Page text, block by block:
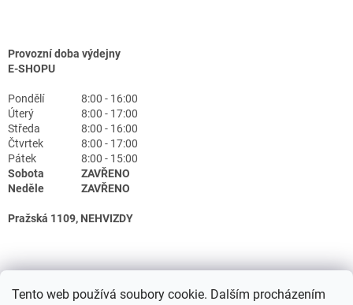
Tento web používá soubory cookie. Dalším procházením
Provozní doba výdejny
E-SHOPU
Pondělí
8:00 - 16:00
Úterý
8:00 - 17:00
Středa
8:00 - 16:00
Čtvrtek
8:00 - 17:00
Pátek
8:00 - 15:00
Sobota
ZAVŘENO
Neděle
ZAVŘENO
Pražská 1109, NEHVIZDY